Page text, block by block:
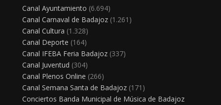
Canal Ayuntamiento (6.694)
Canal Carnaval de Badajoz(1.261)
Canal Cultura (1.328)
Canal Deporte (164)
Canal IFEBA Feria Badajoz(337)
Canal Juventud (304)
Canal Plenos Online (266)
Canal Semana Santa de Badajoz(171)
Conciertos Banda Municipal de Música de Badajoz